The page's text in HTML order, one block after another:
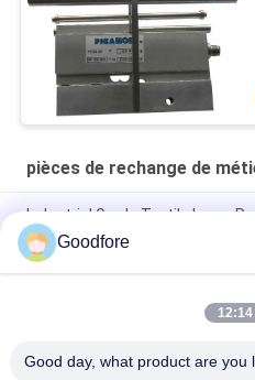
pièces de rechange de
Industrial Grade Textile Loom
to Withstand Harsh Operating
Consistent
Goodfore
12:14
Good day, what product are you